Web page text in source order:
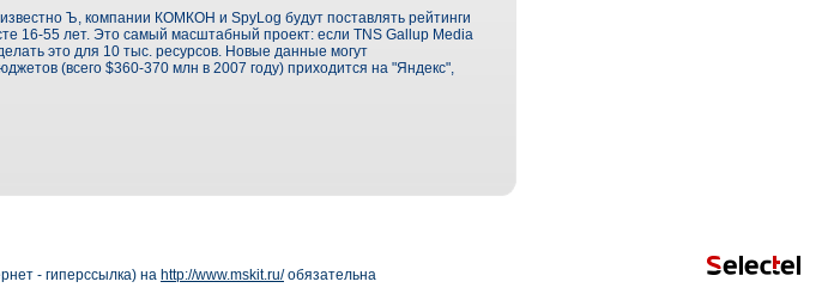
Ъ, компании КОМКОН и SpyLog будут поставлять рейтинги
16-55 лет. Это самый масштабный проект: если TNS Gallup Media
это для 10 тыс. ресурсов. Новые данные могут
(всего $360-370 млн в 2007 году) приходится на "Яндекс",
- гиперссылка) на http://www.mskit.ru/обязательна